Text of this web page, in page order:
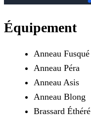
Équipement
Anneau Fusqué
Anneau Péra
Anneau Asis
Anneau Blong
Brassard Éthéré